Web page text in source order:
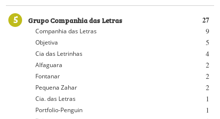
5 27
Grupo Companhia das Letras
9
Companhia das Letras
5
Objetiva
4
Cia das Letrinhas
2
Alfaguara
2
Fontanar
2
Pequena Zahar
1
Cia. das Letras
1
Portfolio-Penguin